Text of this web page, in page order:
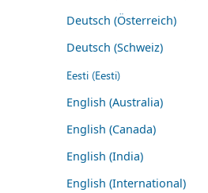
Deutsch (Österreich)
Deutsch (Schweiz)
Eesti (Eesti)
English (Australia)
English (Canada)
English (India)
English (International)